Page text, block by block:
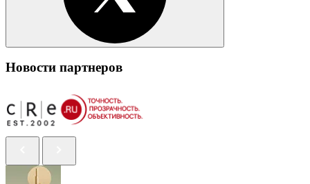
Новости партнеров